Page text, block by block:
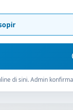
di sini. Admin